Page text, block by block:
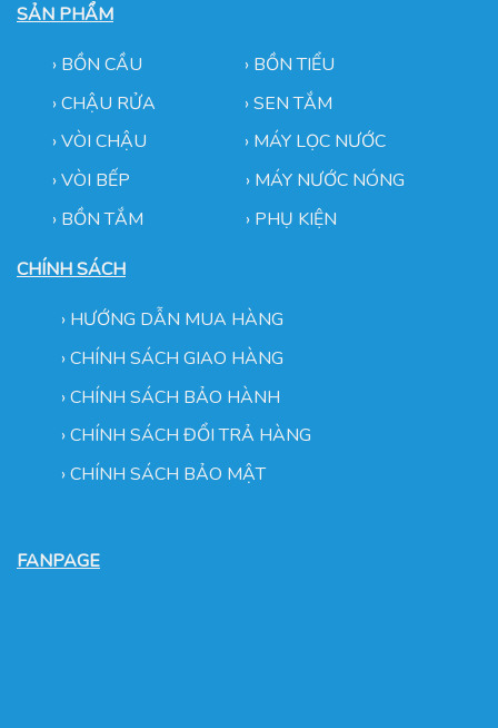
SẢN PHẨM
› BỒN CẦU › BỒN TIỂU
›CHẬU RỬA
› SEN TẮM
›VÒI CHẬU › MÁY LỌC NƯỚC
› VÒI BẾP
› MÁY NƯỚC NÓNG
› BỒN TẮM
› PHỤ KIỆN
CHÍNH SÁCH
› HƯỚNG DẪN MUA HÀNG
›CHÍNH SÁCH GIAO HÀNG
›CHÍNH SÁCH BẢO HÀNH
›CHÍNH SÁCH ĐỔI TRẢ HÀNG
›CHÍNH SÁCH BẢO MẬT
FANPAGE